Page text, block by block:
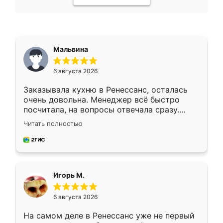
Мальвина
6 августа 2026
Заказывала кухню в Ренессанс, осталась
очень довольна. Менеджер всё быстро
посчитала, на вопросы отвечала сразу.
Замерщик приехал в субботу, подошёл к
делу со всей ответственностью. Собрали
за день, ребята работали аккуратно, даже
Читать полностью
Игорь М.
6 августа 2026
На самом деле в Ренессанс уже не первый